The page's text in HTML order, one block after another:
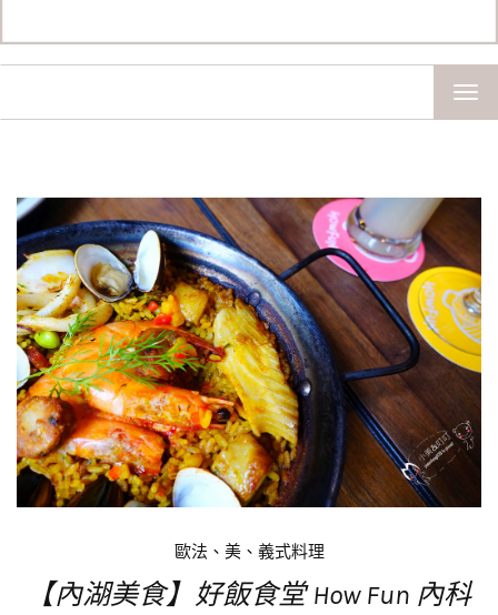
歐法、美、義式料理
【內湖美食】好飯食堂 How Fun 內科